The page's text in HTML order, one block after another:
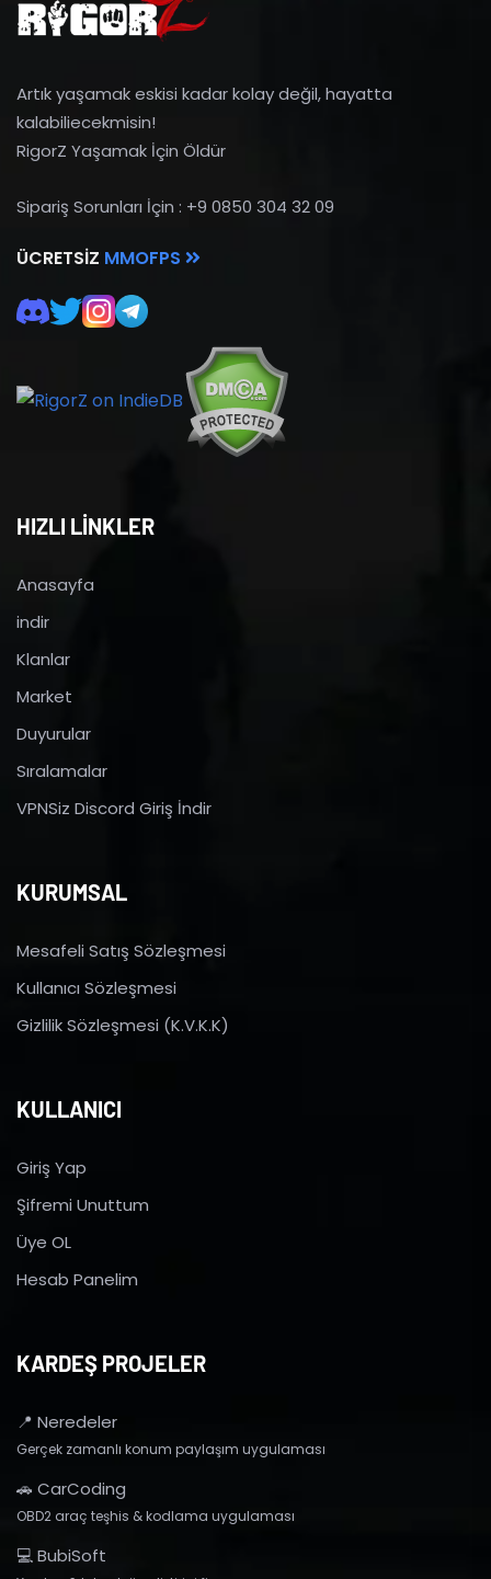
Artık yaşamak eskisi kadar kolay değil, hayatta
kalabiliecekmisin!
RigorZ Yaşamak İçin Öldür
Sipariş Sorunları İçin : +9 0850 304 32 09
ÜCRETSIZ MMOFPS
HIZLI LİNKLER
Anasayfa
indir
Klanlar
Market
Duyurular
Sıralamalar
VPNSiz Discord Giriş İndir
KURUMSAL
Mesafeli Satış Sözleşmesi
Kullanıcı Sözleşmesi
Gizlilik Sözleşmesi (K.V.K.K)
KULLANICI
Giriş Yap
Şifremi Unuttum
Üye OL
Hesab Panelim
KARDEŞ PROJELER
📍 Neredeler
Gerçek zamanlı konum paylaşım uygulaması
🚗 CarCoding
OBD2 araç teşhis & kodlama uygulaması
💻 BubiSoft